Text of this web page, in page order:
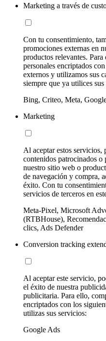
Marketing a través de
Con tu consentimiento,
promociones externas en
productos relevantes.
personales encriptados
externos y utilizamos sus
siempre que ya utilices
Bing, Criteo, Meta,
Marketing
Al aceptar estos servicios,
contenidos patrocinados o
nuestro sitio web o
de navegación y compra,
éxito. Con tu
servicios de terceros en
Meta-Pixel, Microsoft
(RTBHouse),
clics, Ads Defender
Conversion tracking
Al aceptar este servicio,
el éxito de nuestra
publicitaria. Para ello,
encriptados con los
utilizas sus servicios:
Google Ads